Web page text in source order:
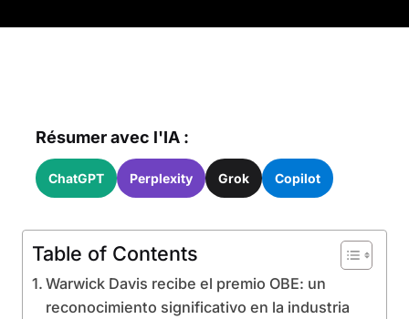
Résumer avec l'IA :
ChatGPT Perplexity Grok Copilot
Table of Contents
Warwick Davis recibe el premio OBE: un
reconocimiento significativo en la industria